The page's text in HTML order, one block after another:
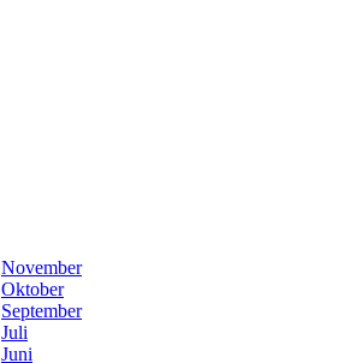
November
Oktober
September
Juli
Juni